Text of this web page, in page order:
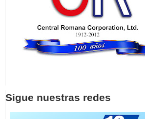
Sigue nuestras redes